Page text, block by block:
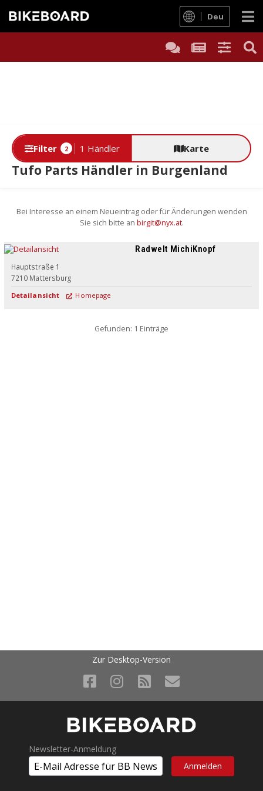
Deu
Filter 2 1 Händler Karte
Tufo Parts Händler in Burgenland
Bei Interesse an einem Neueintrag oder für Änderungen wenden
Sie sich bitte an birgit@nyx.at.
Radwelt MichiKnopf
Hauptstraße 1
7210 Mattersburg
Detailansicht Homepage
Gefunden: 1 Einträge
Zur Desktop-Version
Newsletter-Anmeldung